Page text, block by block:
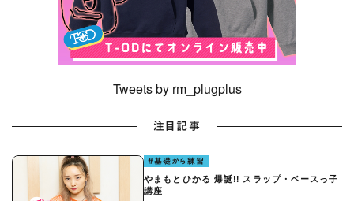
Tweets by rm_plugplus
注目記事
#基礎から練習
やまもとひかる 爆誕!! スラップ・ベースっ子
講座